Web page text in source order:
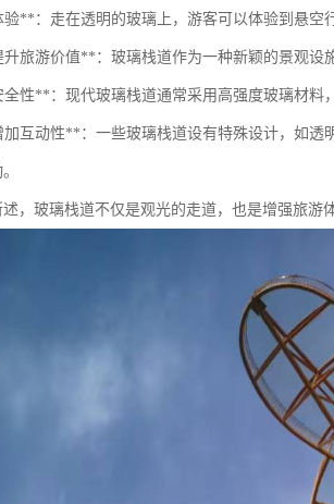
**：走在透明的玻璃上，游客可以体验到悬空
旅游价值**：玻璃栈道作为一种新颖的景观设
性**：现代玻璃栈道通常采用高强度玻璃材料
互动性**：一些玻璃栈道设有特殊设计，如透
，玻璃栈道不仅是观光的走道，也是增强旅游